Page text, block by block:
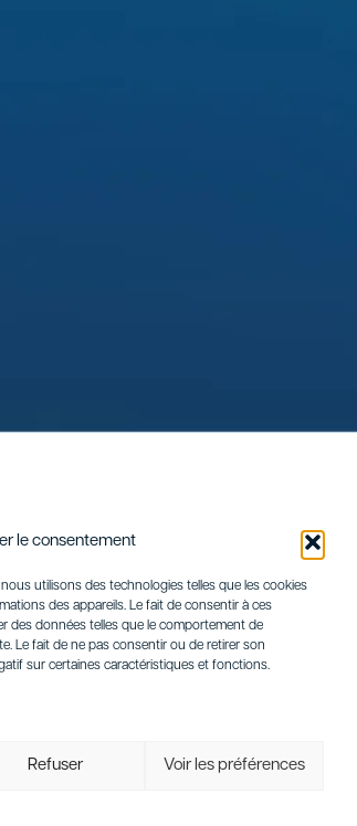
le consentement
utilisons des technologies telles que les cookies
des appareils. Le fait de consentir à ces
des données telles que le comportement de
Le fait de ne pas consentir ou de retirer son
sur certaines caractéristiques et fonctions.
Refuser Voir les préférences